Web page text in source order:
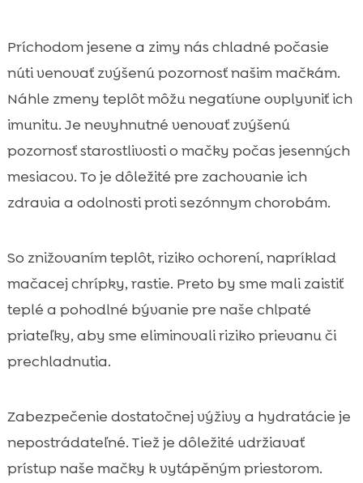
Príchodom jesene a zimy nás chladné počasie
núti venovať zvýšenú pozornosť našim mačkám.
Náhle zmeny teplôt môžu negatívne ovplyvniť ich
imunitu. Je nevyhnutné venovať zvýšenú
pozornosť starostlivosti o mačky počas jesenných
mesiacov. To je dôležité pre zachovanie ich
zdravia a odolnosti proti sezónnym chorobám.
So znižovaním teplôt, riziko ochorení, napríklad
mačacej chrípky, rastie. Preto by sme mali zaistiť
teplé a pohodlné bývanie pre naše chlpaté
priateľky, aby sme eliminovali riziko prievanu či
prechladnutia.
Zabezpečenie dostatočnej výživy a hydratácie je
nepostrádateľné. Tiež je dôležité udržiavať
prístup naše mačky k vytápěným priestorom.